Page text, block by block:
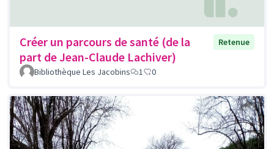
Créer un parcours de santé (de la
part de Jean-Claude Lachiver)
Retenue
Bibliothèque Les Jacobins 1 0